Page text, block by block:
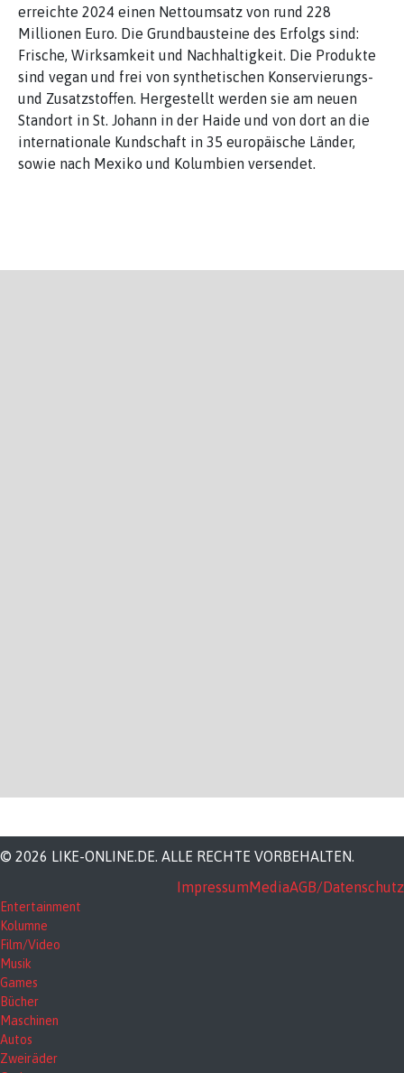
erreichte 2024 einen Nettoumsatz von rund 228
Millionen Euro. Die Grundbausteine des Erfolgs sind:
Frische, Wirksamkeit und Nachhaltigkeit. Die Produkte
sind vegan und frei von synthetischen Konservierungs-
und Zusatzstoffen. Hergestellt werden sie am neuen
Standort in St. Johann in der Haide und von dort an die
internationale Kundschaft in 35 europäische Länder,
sowie nach Mexiko und Kolumbien versendet.
© 2026 LIKE-ONLINE.DE. ALLE RECHTE VORBEHALTEN.
ImpressumMediaAGB/Datenschutz
Entertainment
Kolumne
Film/Video
Musik
Games
Bücher
Maschinen
Autos
Zweiräder